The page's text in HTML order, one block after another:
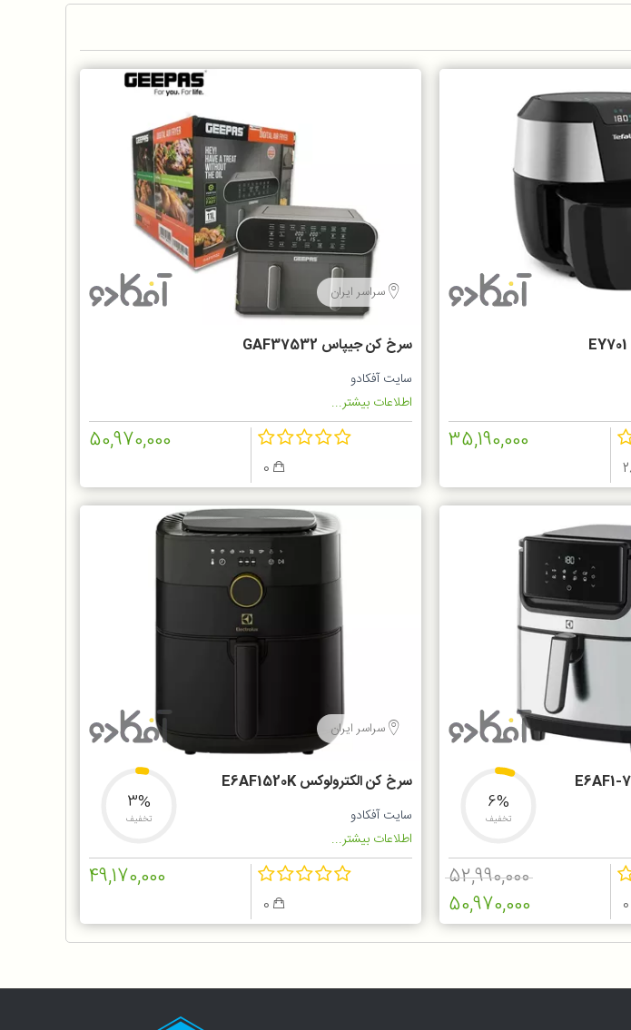
35,190,000
سراسر ایران
سرخ کن جیپاس GAF37532
سایت آفکادو
اطلاعات بیشتر...
50,970,000
6%
تخفیف
52,990,000
50,970,000
سراسر ایران
سرخ کن الکترولوکس E6AF1520K
سایت آفکادو
اطلاعات بیشتر...
3%
تخفیف
49,170,000